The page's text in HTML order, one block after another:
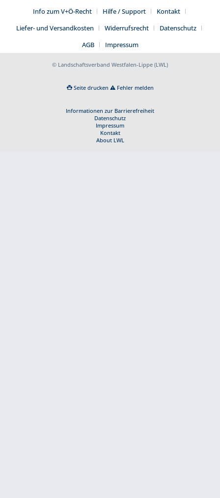
Info zum V+Ö-Recht
Hilfe / Support
Kontakt
Liefer- und Versandkosten
Widerrufsrecht
Datenschutz
AGB
Impressum
© Landschaftsverband Westfalen-Lippe (LWL)
Seite drucken Fehler melden
Informationen zur Barrierefreiheit
Datenschutz
Impressum
Kontakt
About LWL